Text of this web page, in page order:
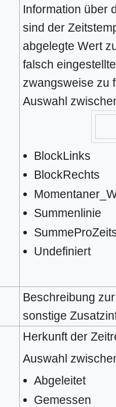
Information über
sind der
abgelegte Wert
falsch
zwangsweise zu
Auswahl
BlockLinks
BlockRechts
Summenlinie
Undefiniert
Beschreibung
sonstige
Herkunft der
Auswahl
Abgeleitet
Gemessen